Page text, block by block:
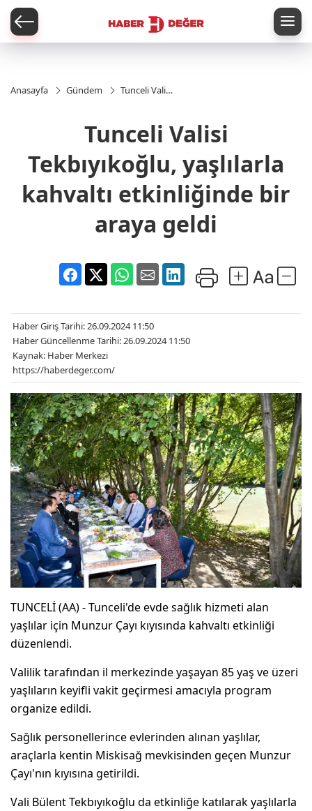
Anasayfa Gündem
Tunceli Valisi
kahvaltı
etkinliğinde
bir araya
geldi
Tunceli Valisi
Tekbıyıkoğlu, yaşlılarla
kahvaltı etkinliğinde bir
araya geldi
Haber Giriş Tarihi: 26.09.2024 11:50
Haber Güncellenme Tarihi: 26.09.2024 11:50
Kaynak: Haber Merkezi
https://haberdeger.com/
TUNCELİ (AA) - Tunceli'de evde sağlık hizmeti alan
yaşlılar için Munzur Çayı kıyısında kahvaltı etkinliği
düzenlendi.
Valilik tarafından il merkezinde yaşayan 85 yaş ve üzeri
yaşlıların keyifli vakit geçirmesi amacıyla program
organize edildi.
Sağlık personellerince evlerinden alınan yaşlılar,
araçlarla kentin Miskisağ mevkisinden geçen Munzur
Çayı'nın kıyısına getirildi.
Vali Bülent Tekbıyıkoğlu da etkinliğe katılarak yaşlılarla